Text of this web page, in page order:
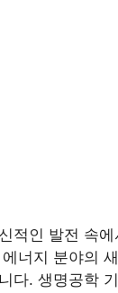
적인 발전 속
너지 분야의
다. 생명공학